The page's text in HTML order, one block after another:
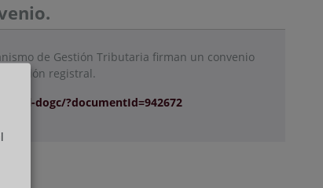
de Gestión Tributaria firman un convenio
registral.
del-dogc/?documentId=942672